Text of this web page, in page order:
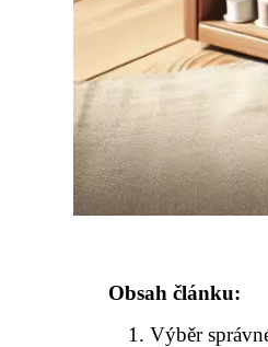
Obsah článku:
Výběr